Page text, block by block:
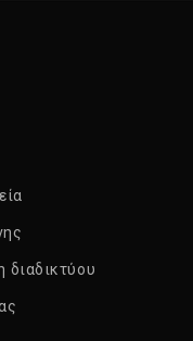
διαδικτύου